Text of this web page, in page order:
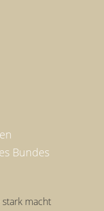
Bundes
macht